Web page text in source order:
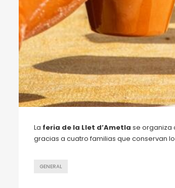
La feria de la Llet d’Ametla se organiza
gracias a cuatro familias que conservan
GENERAL